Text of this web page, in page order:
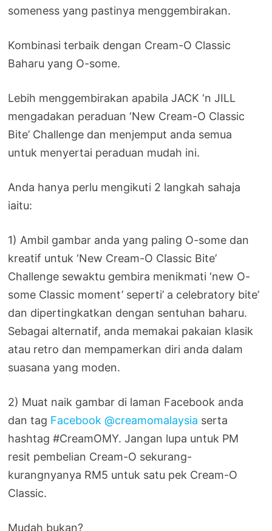
someness yang pastinya menggembirakan.
Kombinasi terbaik dengan Cream-O Classic
Baharu yang O-some.
Lebih menggembirakan apabila JACK ‘n JILL
mengadakan peraduan ‘New Cream-O Classic
Bite’ Challenge dan menjemput anda semua
untuk menyertai peraduan mudah ini.
Anda hanya perlu mengikuti 2 langkah sahaja
iaitu:
1) Ambil gambar anda yang paling O-some dan
kreatif untuk ‘New Cream-O Classic Bite’
Challenge sewaktu gembira menikmati ‘new O-
some Classic moment’ seperti’ a celebratory bite’
dan dipertingkatkan dengan sentuhan baharu.
Sebagai alternatif, anda memakai pakaian klasik
atau retro dan mempamerkan diri anda dalam
suasana yang moden.
2) Muat naik gambar di laman Facebook anda
dan tag Facebook @creamomalaysia serta
hashtag #CreamOMY. Jangan lupa untuk PM
resit pembelian Cream-O sekurang-
kurangnyanya RM5 untuk satu pek Cream-O
Classic.
Mudah bukan?